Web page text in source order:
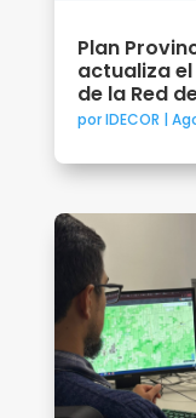
Plan
actualiza
de la Red
porIDECOR |